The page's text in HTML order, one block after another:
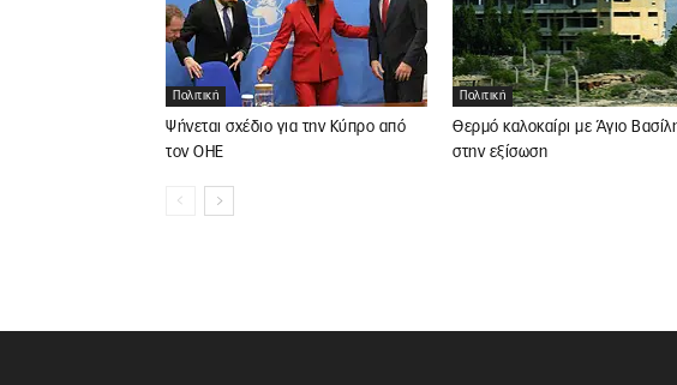
Πολιτική
Ψήνεται σχέδιο για την Κύπρο από
τον ΟΗΕ
Πολιτική
Θερμό καλοκαίρι με Άγιο
στην εξίσωση